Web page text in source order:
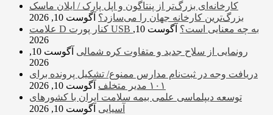
کارخانه‌ای بزرگ‌تر از پنتاگون و اپل پارک / ایلان ماسک
بزرگ‌ترین کارخانه جهان را می‌سازد؟ آگوست 10, 2026
علامت D کنار پورت USB به چه معنایی است؟
آگوست 10,
2026
رونمایی از سلاح جدید و متفاوت کره شمالی
آگوست 10,
2026
دریافت وجه در ثبت‌نام مدارس ممنوع/ تشکیل پرونده برای
۱۰۱ مدیر متخلف
آگوست 10, 2026
توسعه دیپلماسی علمی بیمه سلامت ایران با کشورهای
آسیایی آگوست 10, 2026